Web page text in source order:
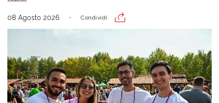
08 Agosto 2026 Condividi